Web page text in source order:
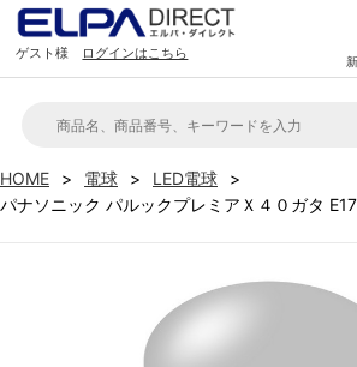
ゲスト様 ログインはこちら
HOME 電球
LED電球
パナソニック パルックプレミアＸ４０ガタ